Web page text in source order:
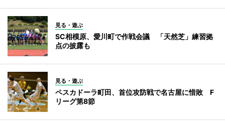
見る・遊ぶ
SC相模原、愛川町で作戦会議 「天然芝」練習拠
点の披露も
見る・遊ぶ
ペスカドーラ町田、首位攻防戦で名古屋に惜敗 F
リーグ第8節